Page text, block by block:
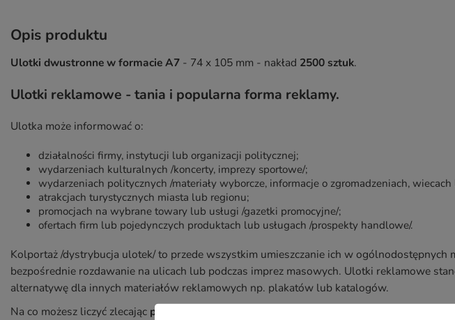
Opis produktu
Ulotki dwustronne w formacie A7 - 74 x 105 mm - nakład 2500 sztuk.
Ulotki reklamowe - tania i popularna forma reklamy.
Ulotka może informować o:
działalności firmy, instytucji lub organizacji politycznej;
wydarzeniach kulturalnych /koncerty, imprezy sportowe/;
wydarzeniach politycznych /materiały wyborcze, informacje o zgromadzeniach,
atrakcjach turystycznych miasta lub regionu;
promocjach na wybrane towary lub usługi /gazetki promocyjne/;
ofertach firm lub pojedynczych produktach lub usługach /prospekty handlowe/.
Kolportaż /dystrybucja ulotek/ to przede wszystkim umieszczanie ich w ogólnodostępnych
bezpośrednie rozdawanie na ulicach lub podczas imprez masowych. Ulotki reklamowe
alternatywę dla innych materiałów reklamowych np. plakatów lub katalogów.
Na co możesz liczyć zlecając projekt i druk ulotek reklamowych